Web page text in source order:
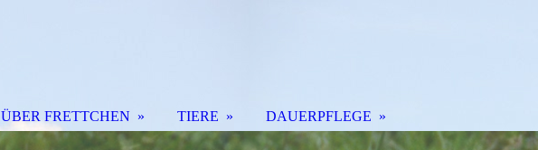
ÜBER FRETTCHEN TIERE DAUERPFLEGE